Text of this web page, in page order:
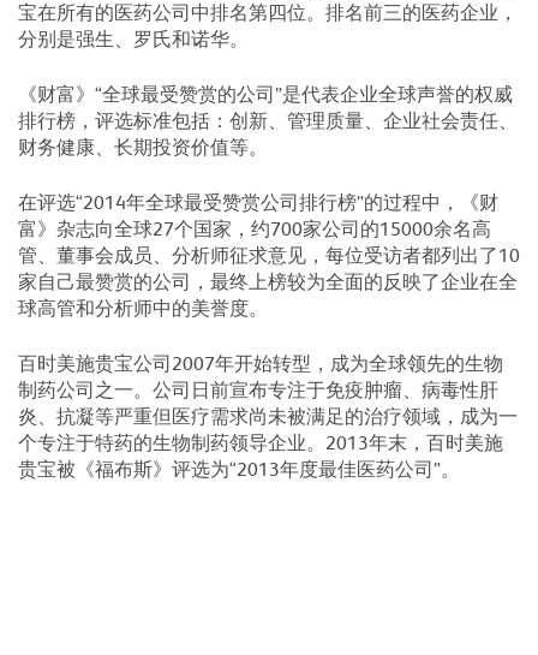
宝在所有的医药公司中排名第四位。排名前三的医药企业，
分别是强生、罗氏和诺华。
《财富》“全球最受赞赏的公司”是代表企业全球声誉的权威
排行榜，评选标准包括：创新、管理质量、企业社会责任、
财务健康、长期投资价值等。
在评选“2014年全球最受赞赏公司排行榜”的过程中，《财
富》杂志向全球27个国家，约700家公司的15000余名高
管、董事会成员、分析师征求意见，每位受访者都列出了10
家自己最赞赏的公司，最终上榜较为全面的反映了企业在全
球高管和分析师中的美誉度。
百时美施贵宝公司2007年开始转型，成为全球领先的生物
制药公司之一。公司日前宣布专注于免疫肿瘤、病毒性肝
炎、抗凝等严重但医疗需求尚未被满足的治疗领域，成为一
个专注于特药的生物制药领导企业。2013年末，百时美施
贵宝被《福布斯》评选为“2013年度最佳医药公司”。